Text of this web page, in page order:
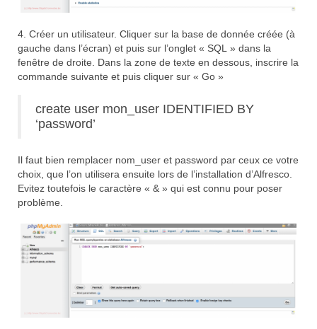
4. Créer un utilisateur. Cliquer sur la base de donnée créée (à
gauche dans l’écran) et puis sur l’onglet « SQL » dans la
fenêtre de droite. Dans la zone de texte en dessous, inscrire la
commande suivante et puis cliquer sur « Go »
create user mon_user IDENTIFIED BY
‘password’
Il faut bien remplacer nom_user et password par ceux ce votre
choix, que l’on utilisera ensuite lors de l’installation d’Alfresco.
Evitez toutefois le caractère « & » qui est connu pour poser
problème.